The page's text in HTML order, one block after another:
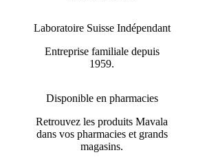
Laboratoire Suisse Indépendant
Entreprise familiale depuis
1959.
Disponible en pharmacies
Retrouvez les produits Mavala
dans vos pharmacies et grands
magasins.